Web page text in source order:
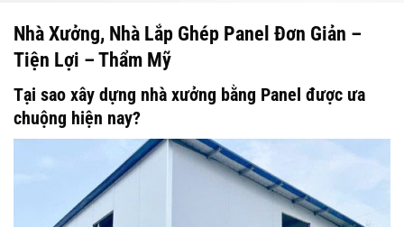
Nhà Xưởng, Nhà Lắp Ghép Panel Đơn Giản –
Tiện Lợi – Thẩm Mỹ
Tại sao xây dựng nhà xưởng bằng Panel được ưa
chuộng hiện nay?